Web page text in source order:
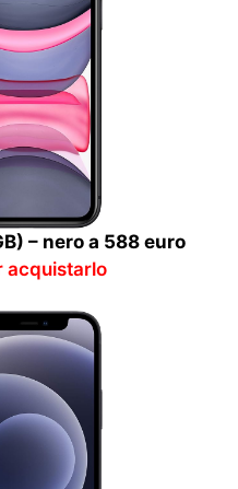
– nero a 588 euro
acquistarlo